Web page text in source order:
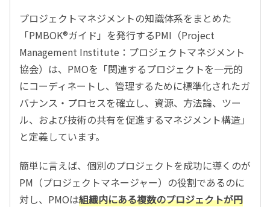
プロジェクトマネジメントの知識体系をまとめた
「PMBOK®ガイド」を発行するPMI（Project
Management Institute：プロジェクトマネジメント
協会）は、PMOを「関連するプロジェクトを一元的
にコーディネートし、管理するために標準化されたガ
バナンス・プロセスを確立し、資源、方法論、ツー
ル、および技術の共有を促進するマネジメント構造」
と定義しています。
簡単に言えば、個別のプロジェクトを成功に導くのが
PM（プロジェクトマネージャー）の役割であるのに
対し、PMOは組織内にある複数のプロジェクトが円